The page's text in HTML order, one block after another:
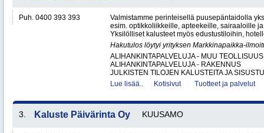
Puh. 0400 393 393
Valmistamme perinteisellä puusepäntaidolla
esim. optikkoliikkeille, apteekeille, sairaaloille
Yksilölliset kalusteet myös edustustiloihin,
Hakutulos löytyi yrityksen Markkinapaikka-
ALIHANKINTAPALVELUJA - MUU TEOLLISUUS
ALIHANKINTAPALVELUJA - RAKENNUS
JULKISTEN TILOJEN KALUSTEITA JA
Lue lisää..
Kotisivut Tuotteet ja palvelut
3. Kaluste Päivärinta Oy KUUSAMO